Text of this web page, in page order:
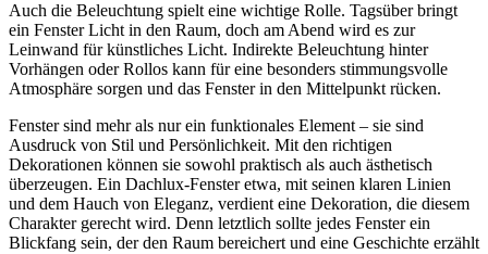
Auch die Beleuchtung spielt eine wichtige Rolle. Tagsüber bringt
ein Fenster Licht in den Raum, doch am Abend wird es zur
Leinwand für künstliches Licht. Indirekte Beleuchtung hinter
Vorhängen oder Rollos kann für eine besonders stimmungsvolle
Atmosphäre sorgen und das Fenster in den Mittelpunkt rücken.
Fenster sind mehr als nur ein funktionales Element – sie sind
Ausdruck von Stil und Persönlichkeit. Mit den richtigen
Dekorationen können sie sowohl praktisch als auch ästhetisch
überzeugen. Ein Dachlux-Fenster etwa, mit seinen klaren Linien
und dem Hauch von Eleganz, verdient eine Dekoration, die diesem
Charakter gerecht wird. Denn letztlich sollte jedes Fenster ein
Blickfang sein, der den Raum bereichert und eine Geschichte erzählt